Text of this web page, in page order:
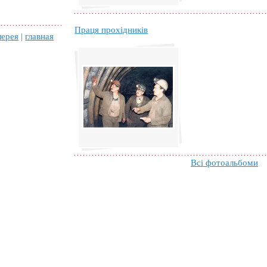
|главная
Праця прохідників
Всі фотоальбоми